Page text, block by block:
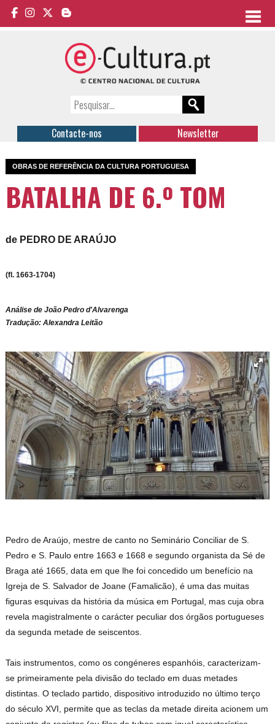
Contacte-nos Newsletter
OBRAS DE REFERÊNCIA DA CULTURA PORTUGUESA
BATALHA DE 6.º TOM
de PEDRO DE ARAÚJO
(fl. 1663-1704)
Análise de João Pedro d'Alvarenga
Tradução: Alexandra Leitão
Pedro de Araújo, mestre de canto no Seminário Conciliar de S.
Pedro e S. Paulo entre 1663 e 1668 e segundo organista da Sé de
Braga até 1665, data em que lhe foi concedido um benefício na
Igreja de S. Salvador de Joane (Famalicão), é uma das muitas
figuras esquivas da história da música em Portugal, mas cuja obra
revela magistralmente o carácter peculiar dos órgãos portugueses
da segunda metade de seiscentos.
Tais instrumentos, como os congéneres espanhóis, caracterizam-
se primeiramente pela divisão do teclado em duas metades
distintas. O teclado partido, dispositivo introduzido no último terço
do século XVI, permite que as teclas da metade direita acionem um